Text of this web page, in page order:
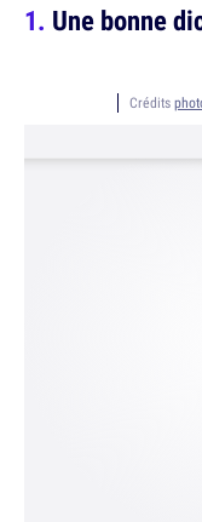
Une bonne
Crédits